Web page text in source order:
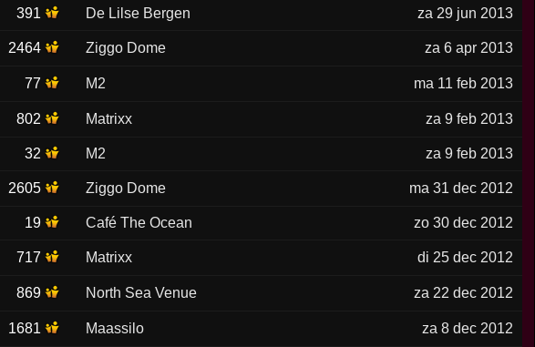
391 De Lilse Bergen za 29 jun 2013
2464 Ziggo Dome za 6 apr 2013
77 M2 ma 11 feb 2013
802 Matrixx za 9 feb 2013
32 M2 za 9 feb 2013
2605 Ziggo Dome ma 31 dec 2012
19 Café The Ocean zo 30 dec 2012
717 Matrixx di 25 dec 2012
869 North Sea Venue za 22 dec 2012
1681 Maassilo za 8 dec 2012